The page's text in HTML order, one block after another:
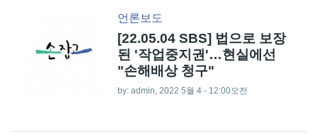
언론보도
[22.05.04 SBS] 법으로 보장
된 '작업중지권'…현실에선
"손해배상 청구"
by: admin , 2022 5월 4 - 12:00오전